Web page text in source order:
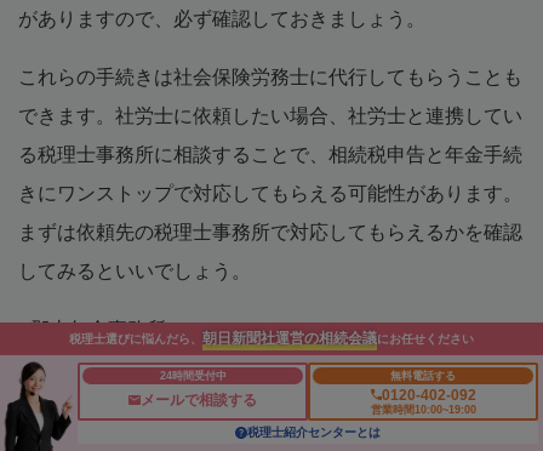
がありますので、必ず確認しておきましょう。
これらの手続きは社会保険労務士に代行してもらうことも
できます。社労士に依頼したい場合、社労士と連携してい
る税理士事務所に相談することで、相続税申告と年金手続
きにワンストップで対応してもらえる可能性があります。
まずは依頼先の税理士事務所で対応してもらえるかを確認
してみるといいでしょう。
■郡山年金事務所
所在地：福島県郡山市桑野1-3-7
TEL：024-932-3434
JR「郡山駅」より福島交通バス「郡山市役所」下車徒歩
税理士選びに悩んだら、 朝日新聞社運営の相続会議にお任せください
24時間受付中
メールで相談する
無料電話する
0120-402-092
営業時間10:00~19:00
税理士紹介センターとは